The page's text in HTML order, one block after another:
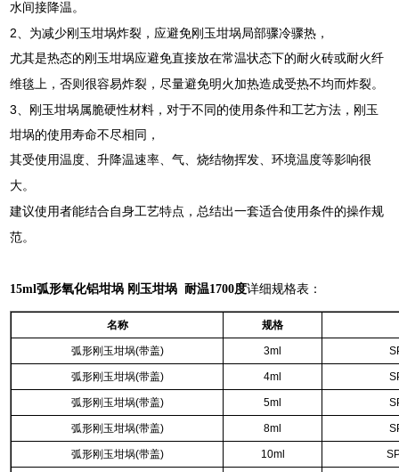
水间接降温。
2 、为减少刚玉坩埚炸裂，应避免刚玉坩埚局部骤冷骤热，
尤其是热态的刚玉坩埚应避免直接放在常温状态下的耐火砖或耐火纤
维毯上，否则很容易炸裂，尽量避免明火加热造成受热不均而炸裂。
3 、刚玉坩埚属脆硬性材料，对于不同的使用条件和工艺方法，刚玉
坩埚的使用寿命不尽相同，
其受使用温度、升降温速率、气、烧结物挥发、环境温度等影响很
大。
建议使用者能结合自身工艺特点，总结出一套适合使用条件的操作规
范。
15ml弧形氧化铝坩埚 刚玉坩埚 耐温1700度详细规格表：
名称 规格
弧形刚玉坩埚(带盖) 3ml
弧形刚玉坩埚(带盖) 4ml
弧形刚玉坩埚(带盖) 5ml
弧形刚玉坩埚(带盖) 8ml
弧形刚玉坩埚(带盖) 10ml